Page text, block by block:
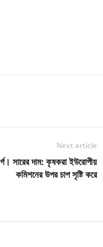
Next article
সারের দাম: কৃষকরা ইউরোপীয়
কমিশনের উপর চাপ সৃষ্টি করে